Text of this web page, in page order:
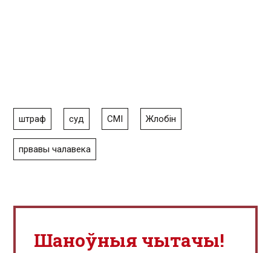
штраф суд СМІ Жлобін
првавы чалавека
Шаноўныя чытачы!